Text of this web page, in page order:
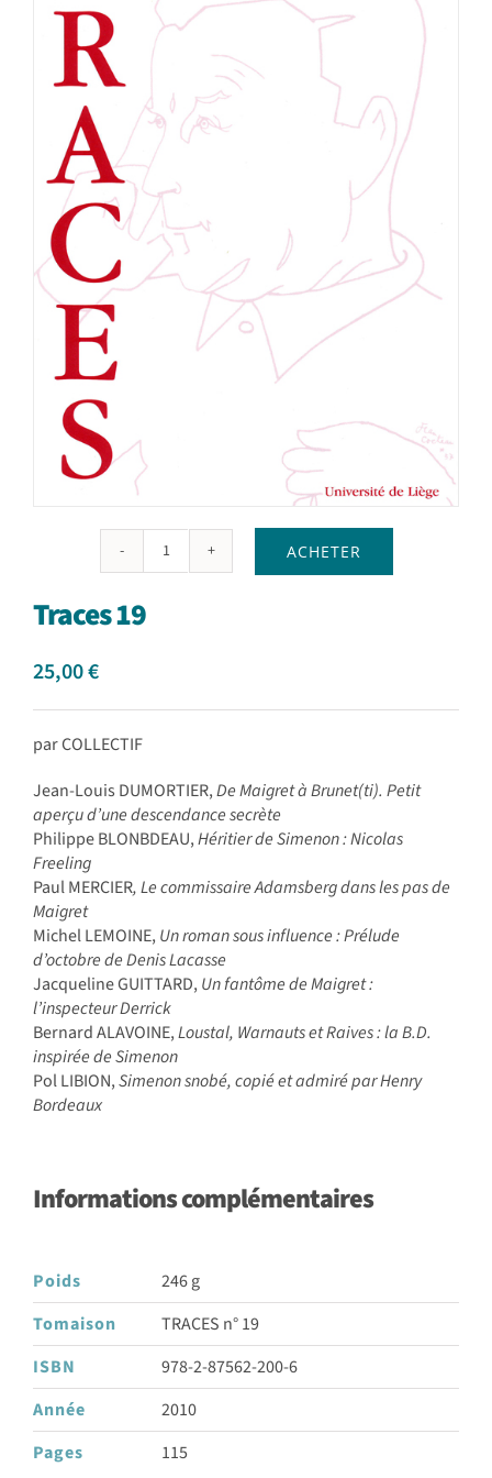
Achat en ligne
Panier WooCommerce
quantité
ACHETER
Traces 19
25,00€
par COLLECTIF
Jean-Louis DUMORTIER,De Maigret à Brunet(ti). Petit
aperçu d’une descendance secrète
Philippe BLONBDEAU,Héritier de Simenon : Nicolas
Freeling
Paul MERCIER, Le commissaire Adamsberg dans les pas de
Maigret
Michel LEMOINE,Un roman sous influence : Prélude
d’octobre de Denis Lacasse
Jacqueline GUITTARD,Un fantôme de Maigret :
l’inspecteur Derrick
Bernard ALAVOINE,Loustal, Warnauts et Raives : la B.D.
inspirée de Simenon
Pol LIBION,Simenon snobé, copié et admiré par Henry
Bordeaux
Informations complémentaires
Poids
246 g
Tomaison
TRACES n° 19
ISBN
978-2-87562-200-6
Année
2010
Pages
115